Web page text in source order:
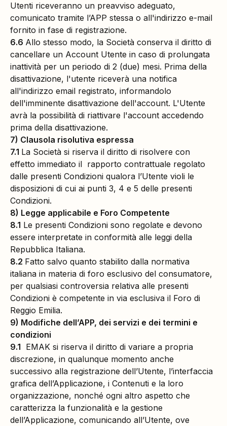
Utenti riceveranno un preavviso adeguato,
comunicato tramite l’APP stessa o all'indirizzo e-mail
fornito in fase di registrazione.
6.6 Allo stesso modo, la Società conserva il diritto di
cancellare un Account Utente in caso di prolungata
inattività per un periodo di 2 (due) mesi. Prima della
disattivazione, l'utente riceverà una notifica
all'indirizzo email registrato, informandolo
dell'imminente disattivazione dell'account. L'Utente
avrà la possibilità di riattivare l'account accedendo
prima della disattivazione.
7) Clausola risolutiva espressa
7.1 La Società si riserva il diritto di risolvere con
effetto immediato il rapporto contrattuale regolato
dalle presenti Condizioni qualora l’Utente violi le
disposizioni di cui ai punti 3, 4 e 5 delle presenti
Condizioni.
8) Legge applicabile e Foro Competente
8.1 Le presenti Condizioni sono regolate e devono
essere interpretate in conformità alle leggi della
Repubblica Italiana.
8.2 Fatto salvo quanto stabilito dalla normativa
italiana in materia di foro esclusivo del consumatore,
per qualsiasi controversia relativa alle presenti
Condizioni è competente in via esclusiva il Foro di
Reggio Emilia.
9) Modifiche dell’APP, dei servizi e dei termini e
condizioni
9.1 EMAK si riserva il diritto di variare a propria
discrezione, in qualunque momento anche
successivo alla registrazione dell’Utente, l’interfaccia
grafica dell’Applicazione, i Contenuti e la loro
organizzazione, nonché ogni altro aspetto che
caratterizza la funzionalità e la gestione
dell’Applicazione, comunicando all’Utente, ove